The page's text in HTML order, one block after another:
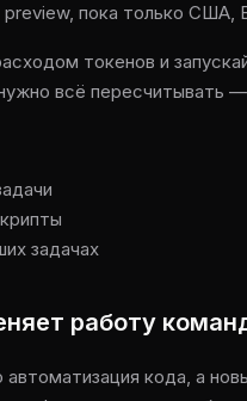
пока только США,
токенов и
всё пересчитывать
задачах
работу
кода, а